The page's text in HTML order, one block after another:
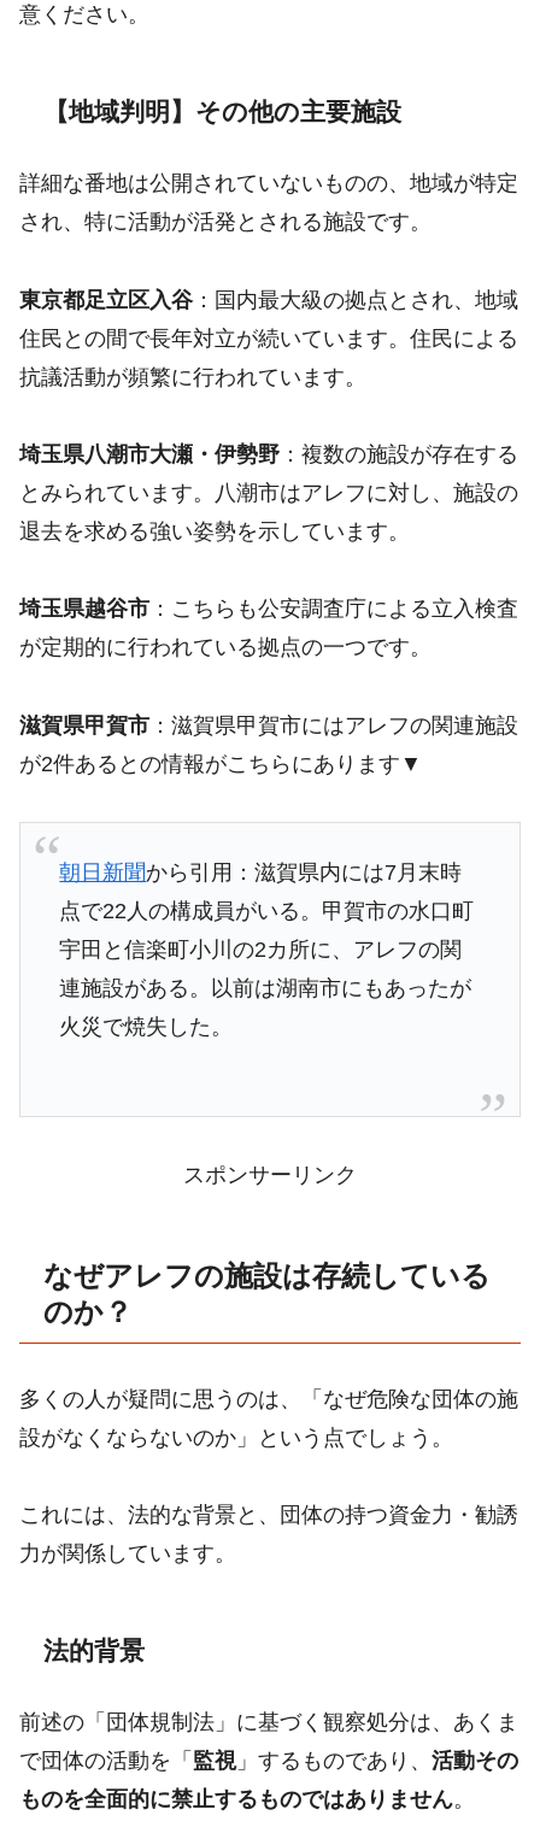
意ください。
【地域判明】その他の主要施設
詳細な番地は公開されていないものの、地域が特定
され、特に活動が活発とされる施設です。
東京都足立区入谷：国内最大級の拠点とされ、地域
住民との間で長年対立が続いています。住民による
抗議活動が頻繁に行われています。
埼玉県八潮市大瀬・伊勢野 ：複数の施設が存在する
とみられています。八潮市はアレフに対し、施設の
退去を求める強い姿勢を示しています。
埼玉県越谷市 ：こちらも公安調査庁による立入検査
が定期的に行われている拠点の一つです。
滋賀県甲賀市 ：滋賀県甲賀市にはアレフの関連施設
が2件あるとの情報がこちらにあります▼
朝日新聞から引用：滋賀県内には7月末時
点で22人の構成員がいる。甲賀市の水口町
宇田と信楽町小川の2カ所に、アレフの関
連施設がある。以前は湖南市にもあったが
火災で焼失した。
スポンサーリンク
なぜアレフの施設は存続している
のか？
多くの人が疑問に思うのは、「なぜ危険な団体の施
設がなくならないのか」という点でしょう。
これには、法的な背景と、団体の持つ資金力・勧誘
力が関係しています。
法的背景
前述の「団体規制法」に基づく観察処分は、あくま
で団体の活動を「 監視」するものであり、 活動その
ものを全面的に禁止するものではありません。